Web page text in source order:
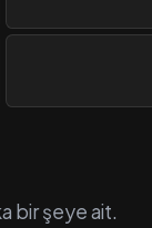
bir şeye ait.